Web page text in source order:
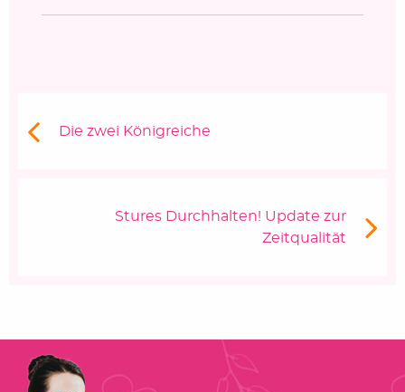
Vorheriger Beitrag:
Die zwei Königreiche
Nächster Beitrag
Stures Durchhalten! Update zur
Zeitqualität